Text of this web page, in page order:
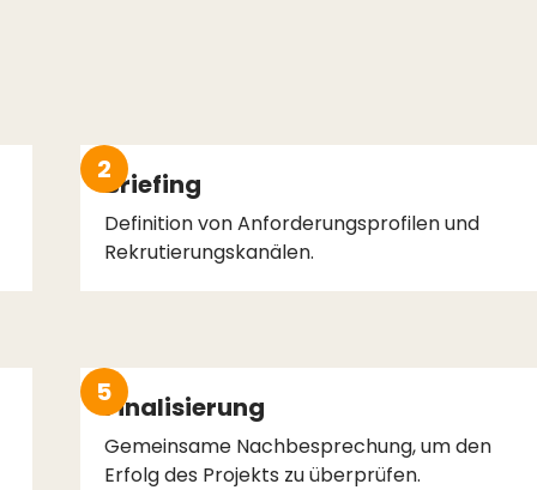
Briefing
Definition von Anforderungsprofilen und
Rekrutierungskanälen.
2
Finalisierung
Gemeinsame Nachbesprechung, um den
Erfolg des Projekts zu überprüfen.
5